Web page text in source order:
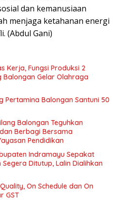
dan kemanusiaan
menjaga ketahanan energi
(Abdul Gani)
Kerja, Fungsi Produksi 2
Balongan Gelar Olahraga
Pertamina Balongan Santuni 50
Balongan Teguhkan
Berbagi Bersama
Pendidikan
Indramayu Sepakat
Ditutup, Lalin Dialihkan
On Schedule dan On
GST